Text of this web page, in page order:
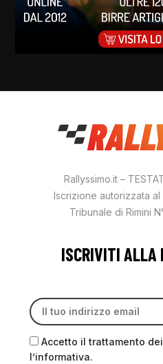
Rallyssimo.it –
Iscrizione autorizzata
Tribunale di Rimini
ISCRIVITI ALLA
Accetto il trattamento
l’informativa.